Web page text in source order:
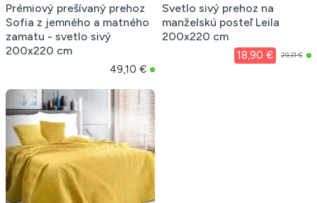
Prémiový prešívaný prehoz
Sofia z jemného a matného
zamatu - svetlo sivý
200x220 cm
49,10 €
Svetlo sivý prehoz na
manželskú posteľ Leila
200x220 cm
18,90 € 29,31 €